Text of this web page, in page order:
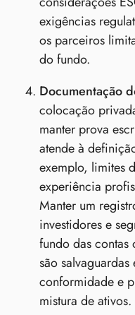
exigências
os parceiros
do fundo.
Documentação
colocação
manter prova
atende à
exemplo, limites
experiência
Manter um
investidores e
fundo das
são
conformidade e
mistura de ativos.